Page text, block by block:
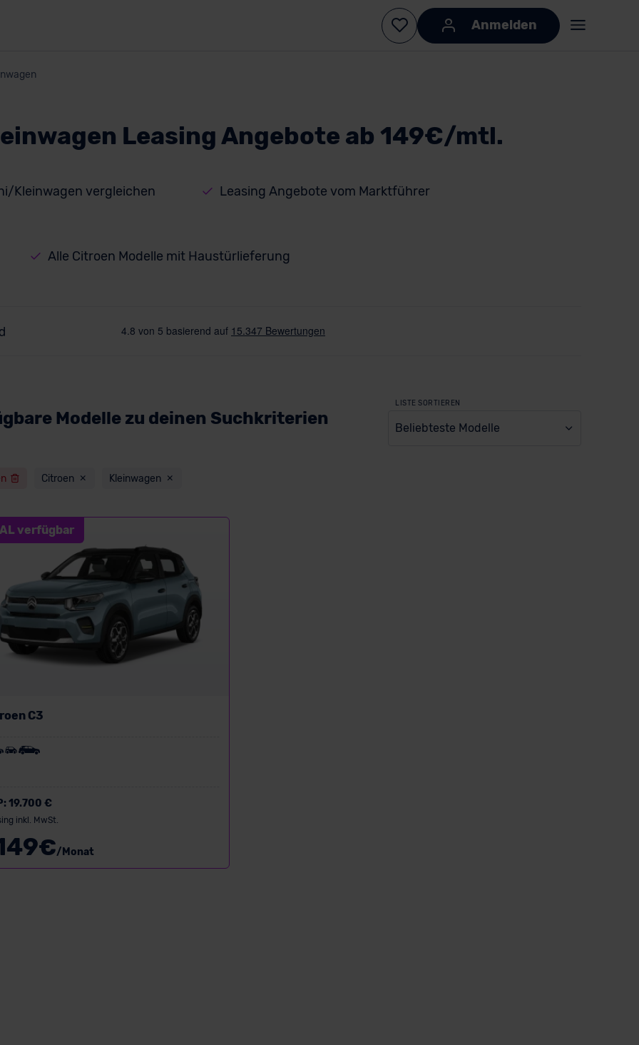
Anmelden
Leasing Angebote ab 149€/mtl.
Kleinwagen vergleichen Leasing Angebote vom Marktführer
Alle Citroen Modelle mit Haustürlieferung
Modelle zu deinen Suchkriterien
LISTE SORTIEREN
Beliebteste Modelle
Citroen Kleinwagen
verfügbar
C3
19.700 €
inkl. MwSt.
€/Monat